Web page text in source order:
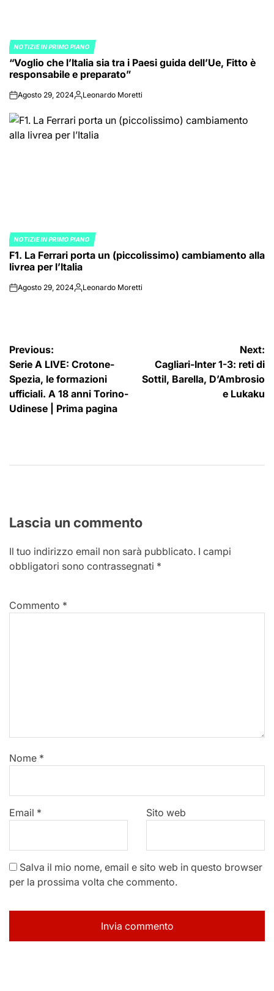
POSTED
IN
NOTIZIE IN PRIMO PIANO
“Voglio che l’Italia sia tra i Paesi guida dell’Ue, Fitto è
responsabile e preparato”
onAgosto 29, 2024Posted
Leonardo Moretti
POSTED
IN
NOTIZIE IN PRIMO PIANO
F1. La Ferrari porta un (piccolissimo) cambiamento alla
livrea per l’Italia
onAgosto 29, 2024Posted
Leonardo Moretti
Navigazione
articoli
Previous:
Serie A LIVE: Crotone-
Spezia, le formazioni
ufficiali. A 18 anni Torino-
Udinese | Prima pagina
Next:
Cagliari-Inter 1-3: reti di
Sottil, Barella, D’Ambrosio
e Lukaku
Lascia un commento
Il tuo indirizzo email non sarà pubblicato. I campi
obbligatori sono contrassegnati *
Commento *
Nome *
Email * Sito web
Salva il mio nome, email e sito web in questo browser
per la prossima volta che commento.